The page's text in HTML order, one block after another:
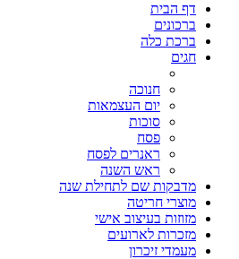
דף הבית
ברכונים
ברכת כלה
חגים
חנוכה
יום העצמאות
סוכות
פסח
ראנרים לפסח
ראש השנה
מדבקות שם לתחילת שנה
מוצרי חריטה
מזוזות בעיצוב אישי
מזכרות לארועים
מעמדי זיכרון